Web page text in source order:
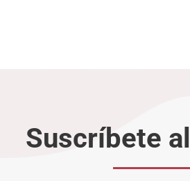
Suscríbete